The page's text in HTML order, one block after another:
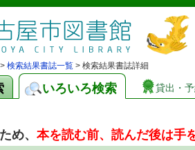
> 検索結果書誌一覧 > 検索結果書誌詳細
いろいろ検索 貸出・
め、本を読む前、読んだ後は手